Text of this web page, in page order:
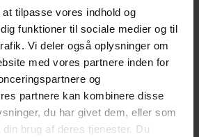
tilpasse vores indhold og
funktioner til sociale medier og til
Vi deler også oplysninger om
med vores partnere inden for
og
partnere kan kombinere disse
du har givet dem, eller som
brug af deres tjenester. Du
Premium Sound
kraftfuld og detaljeret lyd.
kabine.